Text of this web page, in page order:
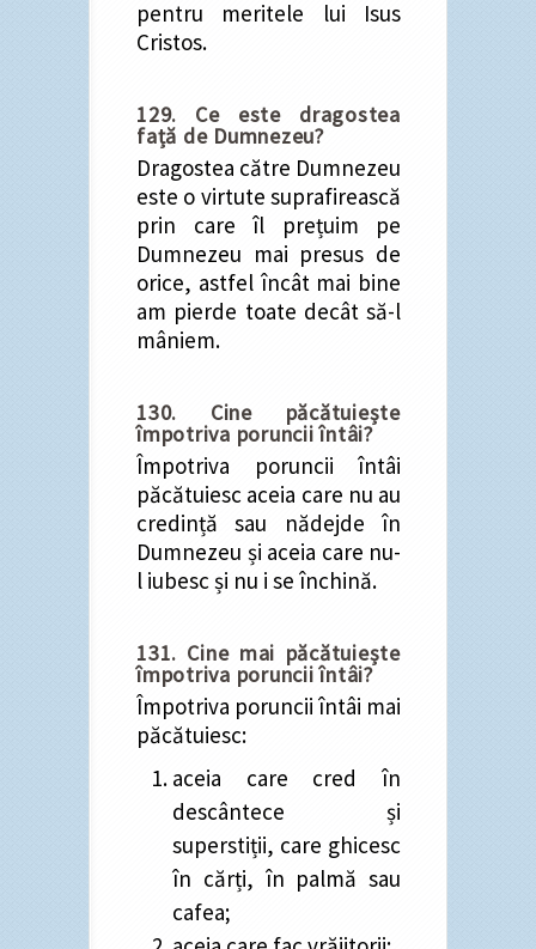
pentru meritele lui Isus
Cristos.
129. Ce este dragostea
față de Dumnezeu?
Dragostea către Dumnezeu
este o virtute suprafirească
prin care îl prețuim pe
Dumnezeu mai presus de
orice, astfel încât mai bine
am pierde toate decât să-l
mâniem.
130. Cine păcătuiește
împotriva poruncii întâi?
Împotriva poruncii întâi
păcătuiesc aceia care nu au
credință sau nădejde în
Dumnezeu și aceia care nu-
l iubesc și nu i se închină.
131. Cine mai păcătuiește
împotriva poruncii întâi?
Împotriva poruncii întâi mai
păcătuiesc:
aceia care cred în
descântece și
superstiții, care ghicesc
în cărți, în palmă sau
cafea;